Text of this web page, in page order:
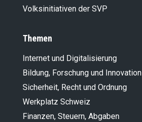
Volksinitiativen der SVP
Themen
Internet und Digitalisierung
Bildung, Forschung und Innovation
Sicherheit, Recht und Ordnung
Werkplatz Schweiz
Finanzen, Steuern, Abgaben